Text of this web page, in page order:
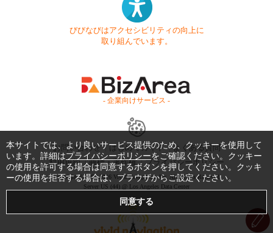
びびなびはアクセシビリティの向上に
取り組んでいます。
- 企業向けサービス -
お問い合わせ はじめてガイド
よくある質問
利用規約
商標・著作権 プライバシーポリシー
Copyright © 1999-2026 Vivid Navigation, Inc. All Rights Reserved.
Server US (44) @ Los Angeles Data Center
本サイトでは、より良いサービス提供のため、クッキーを使用して
います。詳細はプライバシーポリシーをご確認ください。クッキー
の使用を許可する場合は同意するボタンを押してください。クッキ
ーの使用を拒否する場合は、ブラウザからご設定ください。